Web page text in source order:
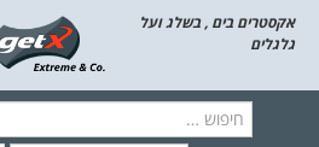
אקסטרים בים , בשלג ועל
גלגלים